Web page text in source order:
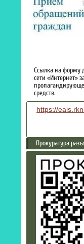
Ссылка на форму
сети «Интернет»
средств.
https://
Прокуратура